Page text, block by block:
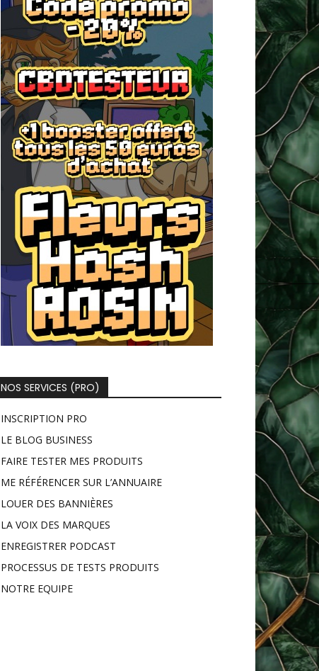
NOS SERVICES (PRO)
INSCRIPTION PRO
LE BLOG BUSINESS
FAIRE TESTER MES PRODUITS
ME RÉFÉRENCER SUR L’ANNUAIRE
LOUER DES BANNIÈRES
LA VOIX DES MARQUES
ENREGISTRER PODCAST
PROCESSUS DE TESTS PRODUITS
NOTRE EQUIPE